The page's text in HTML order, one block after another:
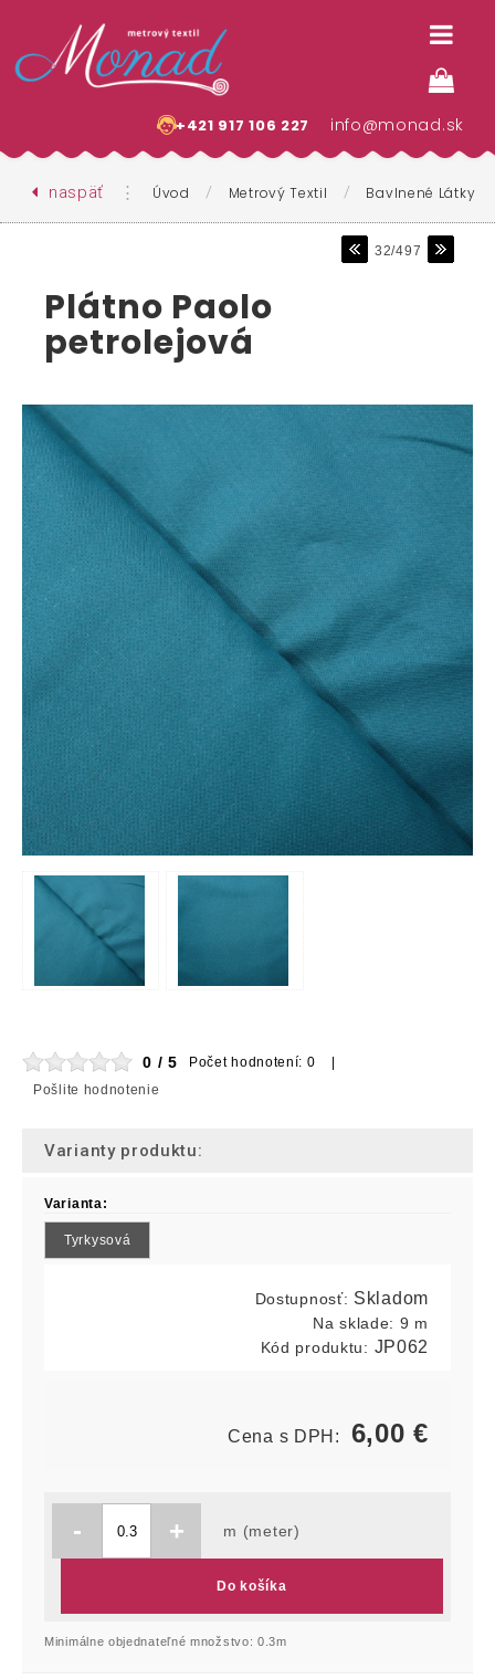
+421 917 106 227 info@monad.sk
naspäť ⋮ Úvod / Metrový Textil / Bavlnené Látky
32/497
Plátno Paolo
petrolejová
0 / 5
Počet hodnotení: 0 |
Pošlite hodnotenie
Varianty produktu:
Varianta:
Tyrkysová
Dostupnosť: Skladom
Na sklade: 9 m
Kód produktu: JP062
Cena s DPH: 6,00€
- + m (meter)
Do košíka
Minimálne objednateľné množstvo: 0.3m